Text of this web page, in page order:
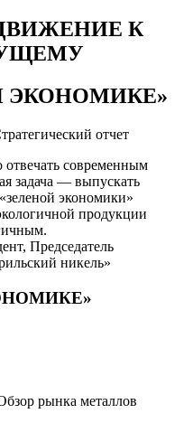
К
ЭКОНОМИКЕ»
отчет
современным
задача — выпускать
экономики»
продукции
Председатель
никель»
рынка металлов